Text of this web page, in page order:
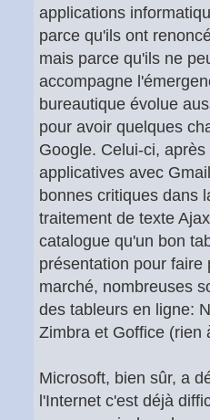
applications
parce qu'ils ont
mais parce qu'ils ne
accompagne
bureautique évolue
pour avoir quelques
Google. Celui-ci,
applicatives avec
bonnes critiques dans
traitement de texte
catalogue qu'un bon
présentation pour
marché, nombreuses
des tableurs en ligne:
Zimbra et Goffice (rien
Microsoft, bien sûr, a
l'Internet c'est déjà